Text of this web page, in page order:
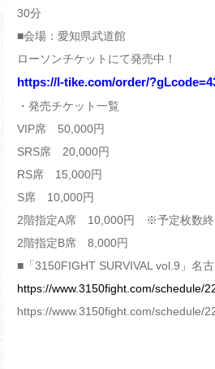
30分
■会場：愛知県武道館
ローソンチケットにて発売中！
https://l-tike.com/order/
・発売チケット一覧
VIP席 50,000円
SRS席 20,000円
RS席 15,000円
S席 10,000円
2階指定A席 10,000円 ※予定枚数終
2階指定B席 8,000円
■「3150FIGHT SURVIVAL vol.9」名
https://www.3150fight.com/schedule/
https://www.3150fight.com/schedule/